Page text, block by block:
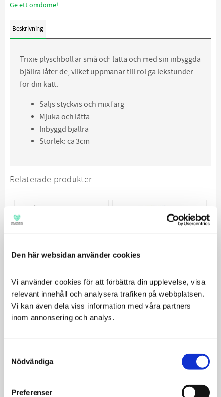
Den här websidan använder cookies
Vi använder cookies för att förbättra din upplevelse, visa
relevant innehåll och analysera trafiken på webbplatsen.
Vi kan även dela viss information med våra partners
inom annonsering och analys.
Selection
Nödvändiga
Preferenser
Ge ett omdöme!
Beskrivning
Trixie plyschboll är små och lätta och med sin inbyggda
bjällra låter de, vilket uppmanar till roliga lekstunder
för din katt.
Säljs styckvis och mix färg
Mjuka och lätta
Inbyggd bjällra
Storlek: ca 3cm
Relaterade produkter
Pälsmus med
Kattmynta och
34KR
Dogman Möss 4-